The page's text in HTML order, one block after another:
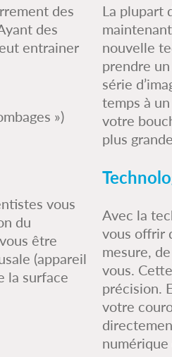
des
des
entrainer
»)
vous
du
être
(appareil
la surface
La plupart
nouvelle
prendre
série
temps à
votre
plus
Avec la
vous offrir
mesure,
vous.
précision.
votre